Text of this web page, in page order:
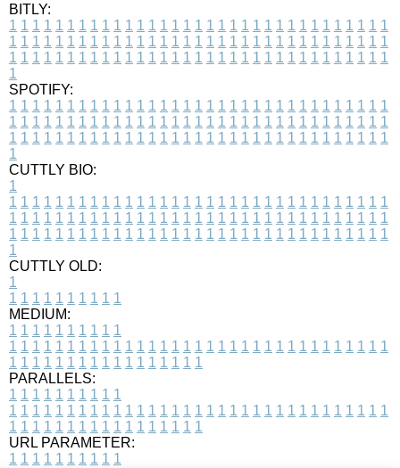
BITLY:
1 1 1 1 1 1 1 1 1 1 1 1 1 1 1 1 1 1 1 1 1 1 1 1 1 1 1 1 1 1 1 1 1
1 1 1 1 1 1 1 1 1 1 1 1 1 1 1 1 1 1 1 1 1 1 1 1 1 1 1 1 1 1 1 1 1
1 1 1 1 1 1 1 1 1 1 1 1 1 1 1 1 1 1 1 1 1 1 1 1 1 1 1 1 1 1 1 1 1
1
SPOTIFY:
1 1 1 1 1 1 1 1 1 1 1 1 1 1 1 1 1 1 1 1 1 1 1 1 1 1 1 1 1 1 1 1 1
1 1 1 1 1 1 1 1 1 1 1 1 1 1 1 1 1 1 1 1 1 1 1 1 1 1 1 1 1 1 1 1 1
1 1 1 1 1 1 1 1 1 1 1 1 1 1 1 1 1 1 1 1 1 1 1 1 1 1 1 1 1 1 1 1 1
1
CUTTLY BIO:
1
1 1 1 1 1 1 1 1 1 1 1 1 1 1 1 1 1 1 1 1 1 1 1 1 1 1 1 1 1 1 1 1 1
1 1 1 1 1 1 1 1 1 1 1 1 1 1 1 1 1 1 1 1 1 1 1 1 1 1 1 1 1 1 1 1 1
1 1 1 1 1 1 1 1 1 1 1 1 1 1 1 1 1 1 1 1 1 1 1 1 1 1 1 1 1 1 1 1 1
1
CUTTLY OLD:
1
1 1 1 1 1 1 1 1 1 1
MEDIUM:
1 1 1 1 1 1 1 1 1 1
1 1 1 1 1 1 1 1 1 1 1 1 1 1 1 1 1 1 1 1 1 1 1 1 1 1 1 1 1 1 1 1 1
1 1 1 1 1 1 1 1 1 1 1 1 1 1 1 1 1
PARALLELS:
1 1 1 1 1 1 1 1 1 1
1 1 1 1 1 1 1 1 1 1 1 1 1 1 1 1 1 1 1 1 1 1 1 1 1 1 1 1 1 1 1 1 1
1 1 1 1 1 1 1 1 1 1 1 1 1 1 1 1 1
URL PARAMETER:
1 1 1 1 1 1 1 1 1 1